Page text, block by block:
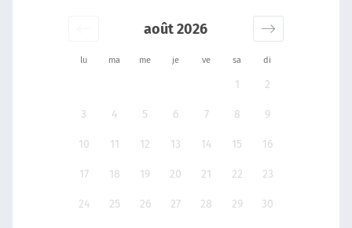
lu ma me je ve sa di
août 2026
1 2
3 4 5 6 7 8 9
10 11 12 13 14 15 16
17 18 19 20 21 22 23
24 25 26 27 28 29 30